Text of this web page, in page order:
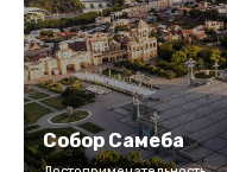
Собор Самеба